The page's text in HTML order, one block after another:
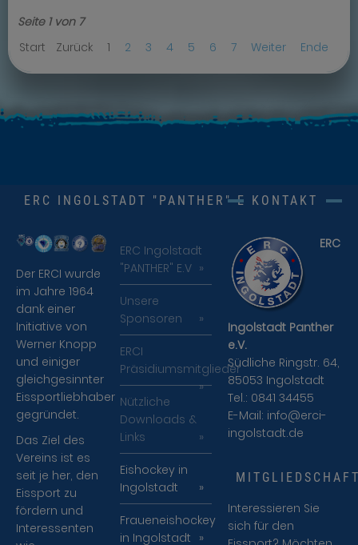
Seite 1 von 7
Start
Zurück 1 2 3 4 5 6 7 Weiter Ende
ERC INGOLSTADT "PANTHER" E.V.
Der ERCI wurde
im Jahre 1964
dank einer
Initiative von
Werner Knopp
und einiger
gleichgesinnter
Eissportliebhaber
gegründet.
Das Ziel des
Vereins ist es
seit je her, den
Eissport zu
fördern und
Interessenten
ERC Ingolstadt
"PANTHER" E.V
Unsere
Sponsoren
ERCI
Präsidiumsmitglieder
Nützliche
Downloads &
Links
Eishockey in
Ingolstadt
Fraueneishockey
in Ingolstadt
KONTAKT
ERC
Ingolstadt Panther
e.V.
Südliche Ringstr. 64,
85053 Ingolstadt
Tel.: 0841 34455
E-Mail: info@erci-
ingolstadt.de
Interessieren Sie
sich für den